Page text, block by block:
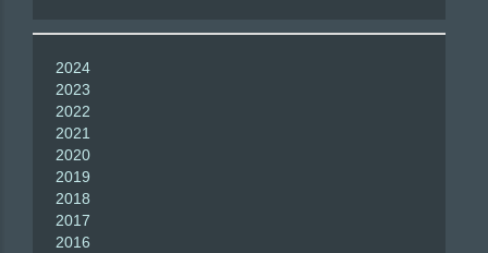
2024
2023
2022
2021
2020
2019
2018
2017
2016